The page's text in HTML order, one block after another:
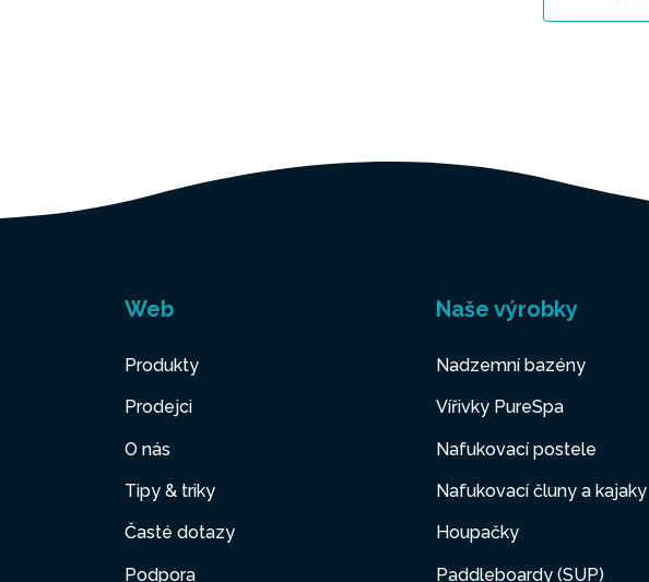
Web
Produkty
Prodejci
O nás
Tipy & triky
Časté dotazy
Podpora
Naše výrobky
Nadzemní bazény
Vířivky PureSpa
Nafukovací postele
Nafukovací čluny a kajaky
Houpačky
Paddleboardy (SUP)